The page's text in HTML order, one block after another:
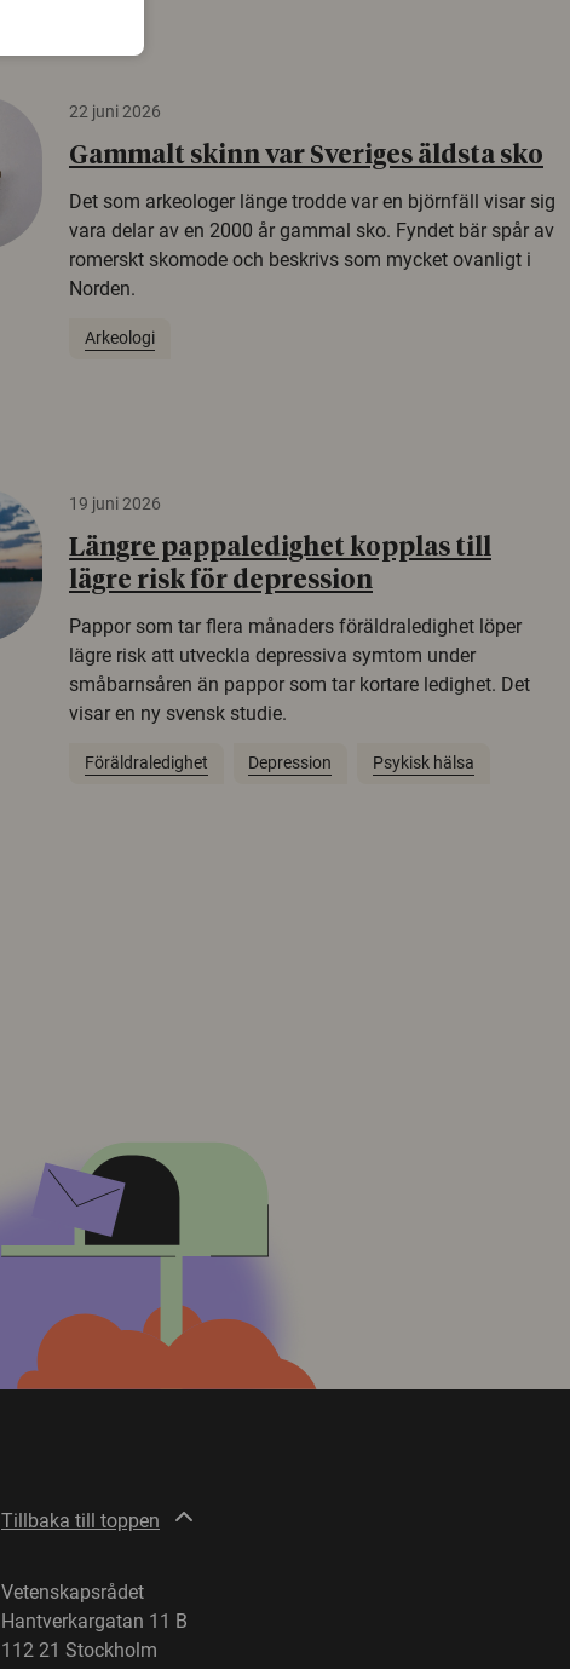
22 juni 2026
Gammalt skinn var Sveriges äldsta sko
Det som arkeologer länge trodde var en björnfäll visar sig
vara delar av en 2000 år gammal sko. Fyndet bär spår av
romerskt skomode och beskrivs som mycket ovanligt i
Norden.
Arkeologi
19 juni 2026
Längre pappaledighet kopplas till
lägre risk för depression
Pappor som tar flera månaders föräldraledighet löper
lägre risk att utveckla depressiva symtom under
småbarnsåren än pappor som tar kortare ledighet. Det
visar en ny svensk studie.
Föräldraledighet Depression Psykisk hälsa
Tillbaka till toppen
Vetenskapsrådet
Hantverkargatan 11 B
112 21 Stockholm